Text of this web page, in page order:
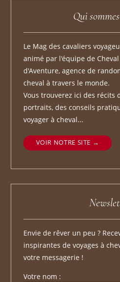
Qui
Le Mag des cavaliers
animé par l'équipe de Cheval
d'Aventure, agence de
cheval à travers le monde.
Vous trouverez ici des récits
portraits, des conseils
voyager à cheval...
VOIR NOTRE SITE
Envie de rêver un peu ?
inspirantes de voyages à
votre messagerie !
Votre nom :